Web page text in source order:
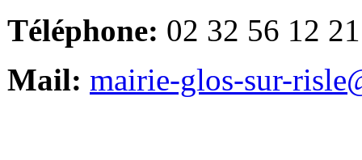
Téléphone: 02 32 56 12 21
Mail: mairie-glos-sur-